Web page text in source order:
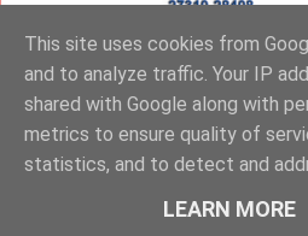
ΦΟΥΝΤΑΣ
This site uses cookies from
and to analyze traffic. Your IP
shared with Google along with
metrics to ensure quality of
statistics, and to detect and
LEARN MORE